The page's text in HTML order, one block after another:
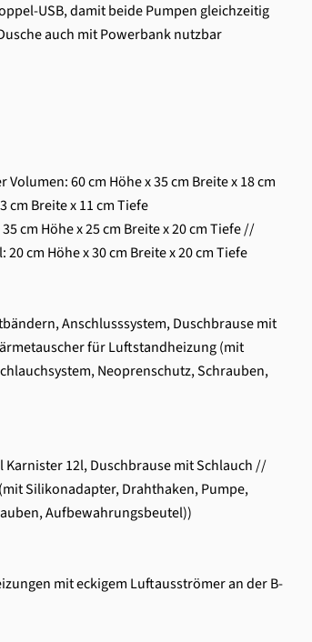
USB, damit beide Pumpen gleichzeitig
auch mit Powerbank nutzbar
Volumen: 60 cm Höhe x 35 cm Breite x 18 cm
cm Breite x 11 cm Tiefe
cm Höhe x 25 cm Breite x 20 cm Tiefe //
cm Höhe x 30 cm Breite x 20 cm Tiefe
Anschlusssystem, Duschbrause mit
für Luftstandheizung (mit
Neoprenschutz, Schrauben,
12l, Duschbrause mit Schlauch //
Silikonadapter, Drahthaken, Pumpe,
Aufbewahrungsbeutel))
mit eckigem Luftausströmer an der B-